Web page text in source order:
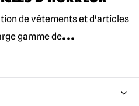
UNI PLUS DE 60 000
de vêtements et d'articles
gamme de...